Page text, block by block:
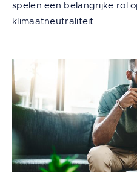
spelen een belangrijke rol
klimaatneutraliteit.